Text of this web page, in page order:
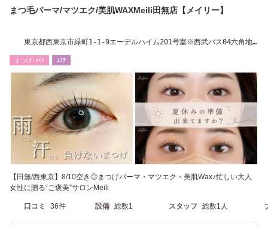
まつ毛パーマ/マツエク/美肌WAXMeili田無店【メイリー】
東京都西東京市緑町1-1-9エーデルハイム201号室※西武バス04六角地
まつげ･ﾒｲｸ ｴｽﾃ
【田無/西東京】8/10空き◎まつげパーマ・マツエク・美肌Wax♪忙しい大人
女性に贈る“ご褒美”サロンMeili
口コミ 36件 設備 総数1 スタッフ 総数1人